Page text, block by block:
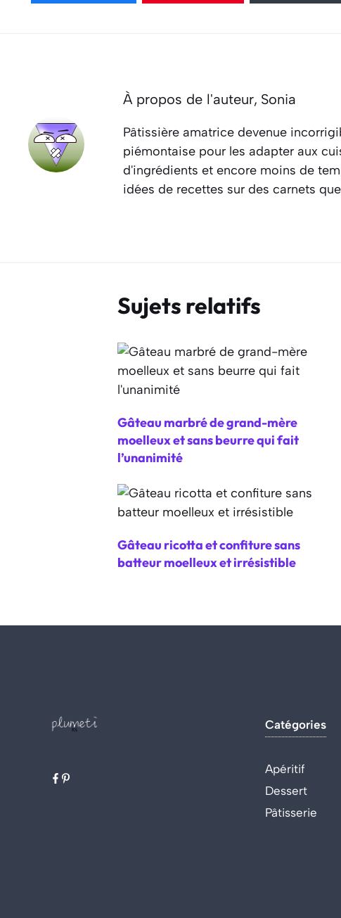
À propos de l'auteur, Sonia
Pâtissière amatrice devenue
piémontaise pour les adapter aux
d'ingrédients et encore moins de
idées de recettes sur des carnets
Sujets relatifs
Gâteau marbré de grand-mère
moelleux et sans beurre qui fait
l’unanimité
Gâteau ricotta et confiture sans
batteur moelleux et irrésistible
Catégories
Apéritif
Dessert
Pâtisserie